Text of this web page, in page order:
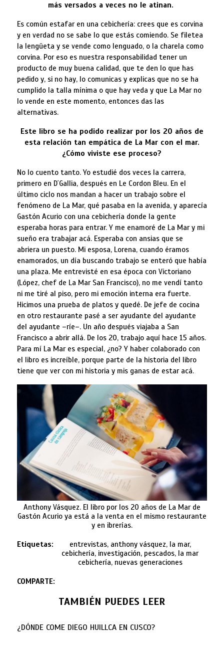
más versados a veces no le atinan.
Es común estafar en una cebichería: crees que es corvina
y en verdad no se sabe lo que estás comiendo. Se filetea
la lengüeta y se vende como lenguado, o la charela como
corvina. Por eso es nuestra responsabilidad tener un
producto de muy buena calidad, que te den lo que has
pedido y, si no hay, lo comunicas y explicas que no se ha
cumplido la talla mínima o que hay veda y que La Mar no
lo vende en este momento, entonces das las
alternativas.
Este libro se ha podido realizar por los 20 años de
esta relación tan empática de La Mar con el mar.
¿Cómo viviste ese proceso?
No lo cuento tanto. Yo estudié dos veces la carrera,
primero en D´Gallia, después en Le Cordon Bleu. En el
último ciclo nos mandan a hacer un trabajo sobre el
fenómeno de La Mar, qué pasaba en la avenida, y aparecía
Gastón Acurio con una cebichería donde la gente
esperaba horas para entrar. Y me enamoré de La Mar y mi
sueño era trabajar acá. Esperaba con ansias que se
abriera un puesto. Mi esposa, Lorena, cuando éramos
enamorados, un día buscando trabajo se enteró que había
una plaza. Me entrevisté en esa época con Victoriano
(López, chef de La Mar San Francisco), no me vendí tanto
ni me tiré al piso, pero mi emoción interna era fuerte.
Hicimos una prueba de platos y quedé. De jefe de cocina
en otro restaurante pasé a ser ayudante del ayudante
del ayudante –ríe–. Un año después viajaba a San
Francisco a abrir allá. De los 20, trabajo aquí hace 15 años.
Para mí La Mar es especial, ¿no? Y haber colaborado con
el libro es increíble, porque parte de la historia del libro
tiene que ver con mi historia y mis ganas de estar acá.
Anthony Vásquez. El libro por los 20 años de La Mar de
Gastón Acurio ya está a la venta en el mismo restaurante
y en ibrerías.
Etiquetas:
entrevistas, anthony vásquez, la mar,
cebichería, investigación, pescados, la mar
cebichería, nuevas generaciones
COMPARTE:
TAMBIÉN PUEDES LEER
¿DÓNDE COME DIEGO HUILLCA EN CUSCO?